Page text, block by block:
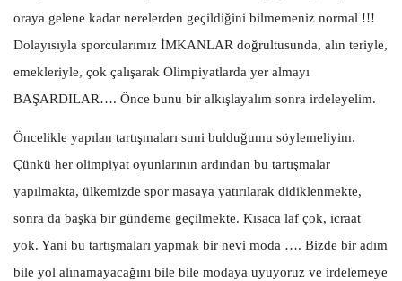
oraya gelene kadar nerelerden geçildiğini bilmemeniz normal !!!
Dolayısıyla sporcularımız İMKANLAR doğrultusunda, alın teriyle,
emekleriyle, çok çalışarak Olimpiyatlarda yer almayı
BAŞARDILAR…. Önce bunu bir alkışlayalım sonra irdeleyelim.
Öncelikle yapılan tartışmaları suni bulduğumu söylemeliyim.
Çünkü her olimpiyat oyunlarının ardından bu tartışmalar
yapılmakta, ülkemizde spor masaya yatırılarak didiklenmekte,
sonra da başka bir gündeme geçilmekte. Kısaca laf çok, icraat
yok. Yani bu tartışmaları yapmak bir nevi moda …. Bizde bir adım
bile yol alınamayacağını bile bile modaya uyuyoruz ve irdelemeye